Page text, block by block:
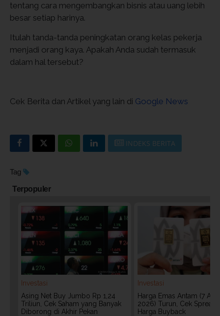
tentang cara mengembangkan bisnis atau uang lebih
besar setiap harinya.
Itulah tanda-tanda peningkatan orang kelas pekerja
menjadi orang kaya. Apakah Anda sudah termasuk
dalam hal tersebut?
Cek Berita dan Artikel yang lain di Google News
INDEKS BERITA
Tag
Terpopuler
Investasi
Asing Net Buy Jumbo Rp 1,24
Triliun, Cek Saham yang Banyak
Diborong di Akhir Pekan
Investasi
Harga Emas Antam (7
2026) Turun, Cek Spread
Harga Buyback